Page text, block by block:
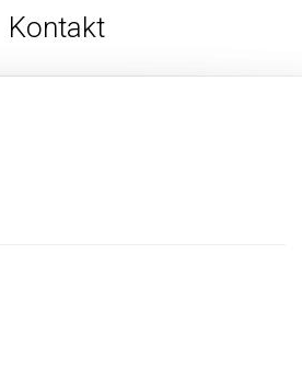
Kontakt